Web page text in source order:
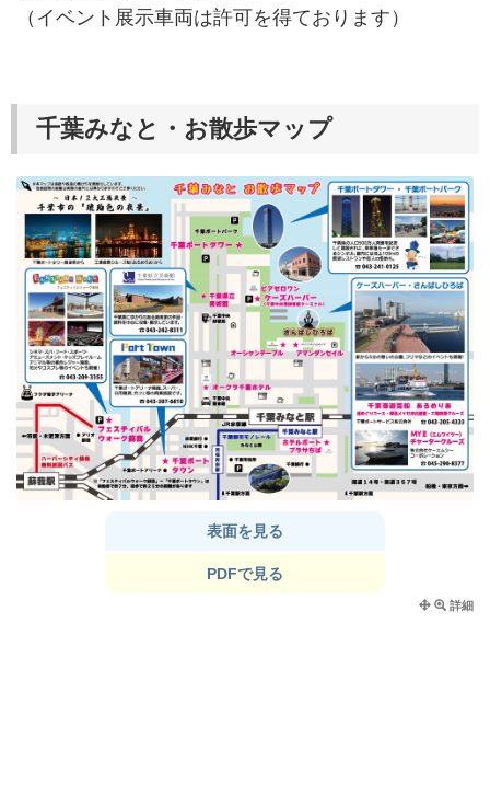
（イベント展示車両は許可を得ております）
千葉みなと・お散歩マップ
表面を見る
PDFで見る
詳細